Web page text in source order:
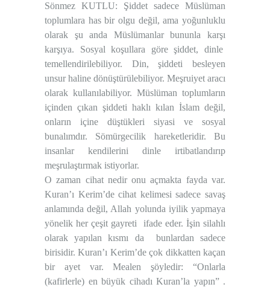
Sönmez KUTLU: Şiddet sadece Müslüman
toplumlara has bir olgu değil, ama yoğunluklu
olarak şu anda Müslümanlar bununla karşı
karşıya. Sosyal koşullara göre şiddet, dinle
temellendirilebiliyor. Din, şiddeti besleyen
unsur haline dönüştürülebiliyor. Meşruiyet aracı
olarak kullanılabiliyor. Müslüman toplumların
içinden çıkan şiddeti haklı kılan İslam değil,
onların içine düştükleri siyasi ve sosyal
bunalımdır. Sömürgecilik hareketleridir. Bu
insanlar kendilerini dinle irtibatlandırıp
meşrulaştırmak istiyorlar.
O zaman cihat nedir onu açmakta fayda var.
Kuran’ı Kerim’de cihat kelimesi sadece savaş
anlamında değil, Allah yolunda iyilik yapmaya
yönelik her çeşit gayreti ifade eder. İşin silahlı
olarak yapılan kısmı da bunlardan sadece
birisidir. Kuran’ı Kerim’de çok dikkatten kaçan
bir ayet var. Mealen şöyledir: “Onlarla
(kafirlerle) en büyük cihadı Kuran’la yapın” .